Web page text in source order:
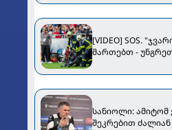
[VIDEO] SOS.
მართებთ -
სანიოლი: ამიტომ
შეკრებით